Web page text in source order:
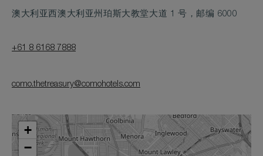
澳大利亚西澳大利亚州珀斯大教堂大道 1 号，邮编 6000
+61 8 6168 7888
como.thetreasury@comohotels.com
+
−